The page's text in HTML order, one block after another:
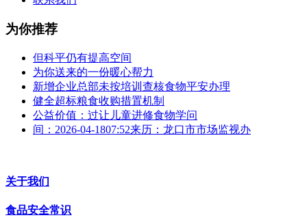
为你推荐
但科平仍有提高空间
为你送来的一份暖心帮力
新增企业总部未按培训查核食物平安办理
健全超标粮食收购措置机制
公益价值：过让儿童进修食物学问
间：2026-04-1807:52来历：龙口市市场监视办
关于我们
食品安全常识